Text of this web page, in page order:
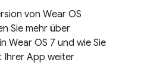
von Wear OS
Sie mehr über
Wear OS 7 und wie Sie
Ihrer App weiter